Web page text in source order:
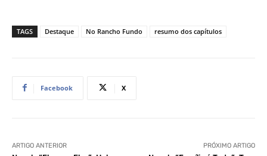
TAGS Destaque No Rancho Fundo resumo dos capítulos
Facebook X
ARTIGO ANTERIOR PRÓXIMO ARTIGO